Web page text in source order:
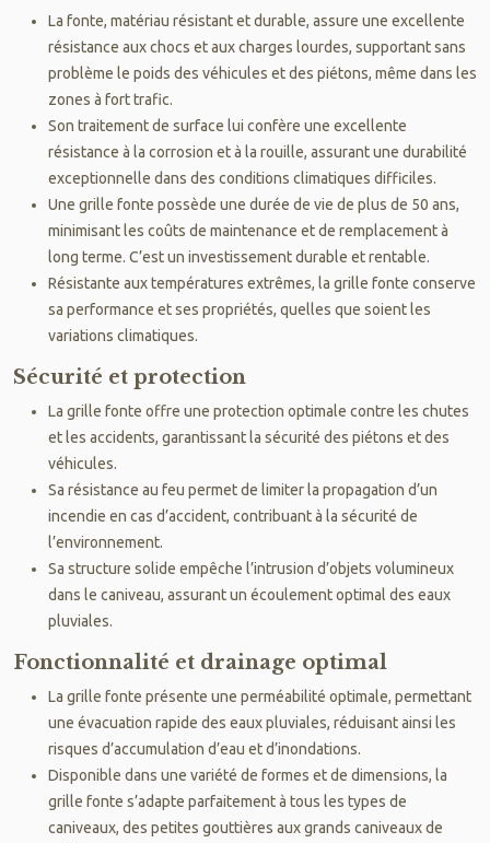
La fonte, matériau résistant et durable, assure une excellente
résistance aux chocs et aux charges lourdes, supportant sans
problème le poids des véhicules et des piétons, même dans les
zones à fort trafic.
Son traitement de surface lui confère une excellente
résistance à la corrosion et à la rouille, assurant une durabilité
exceptionnelle dans des conditions climatiques difficiles.
Une grille fonte possède une durée de vie de plus de 50 ans,
minimisant les coûts de maintenance et de remplacement à
long terme. C’est un investissement durable et rentable.
Résistante aux températures extrêmes, la grille fonte conserve
sa performance et ses propriétés, quelles que soient les
variations climatiques.
Sécurité et protection
La grille fonte offre une protection optimale contre les chutes
et les accidents, garantissant la sécurité des piétons et des
véhicules.
Sa résistance au feu permet de limiter la propagation d’un
incendie en cas d’accident, contribuant à la sécurité de
l’environnement.
Sa structure solide empêche l’intrusion d’objets volumineux
dans le caniveau, assurant un écoulement optimal des eaux
pluviales.
Fonctionnalité et drainage optimal
La grille fonte présente une perméabilité optimale, permettant
une évacuation rapide des eaux pluviales, réduisant ainsi les
risques d’accumulation d’eau et d’inondations.
Disponible dans une variété de formes et de dimensions, la
grille fonte s’adapte parfaitement à tous les types de
caniveaux, des petites gouttières aux grands caniveaux de